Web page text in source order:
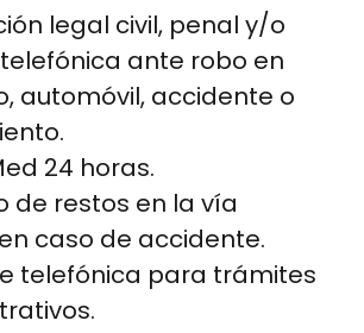
legal civil, penal y/o
ante robo en
automóvil, accidente o
24 horas.
de restos en la vía
caso de accidente.
telefónica para trámites